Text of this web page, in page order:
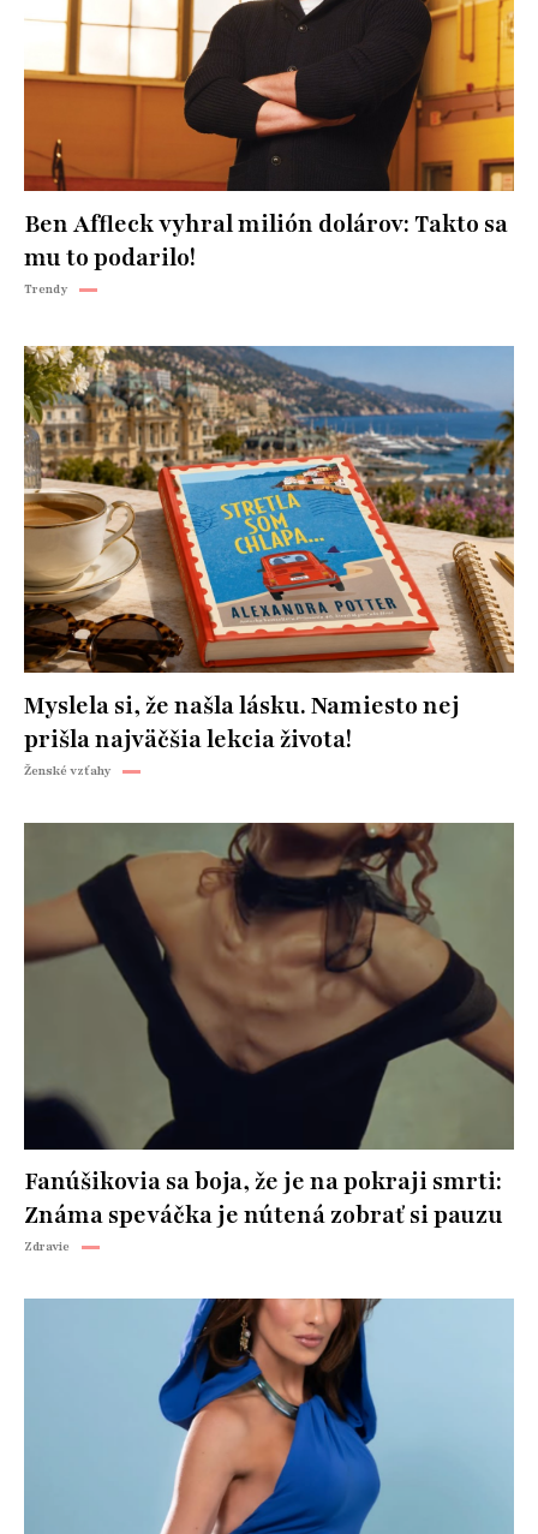
Ben Affleck vyhral milión dolárov: Takto sa
mu to podarilo!
Trendy
Myslela si, že našla lásku. Namiesto nej
prišla najväčšia lekcia života!
Ženské vzťahy
Fanúšikovia sa boja, že je na pokraji smrti:
Známa speváčka je nútená zobrať si pauzu
Zdravie